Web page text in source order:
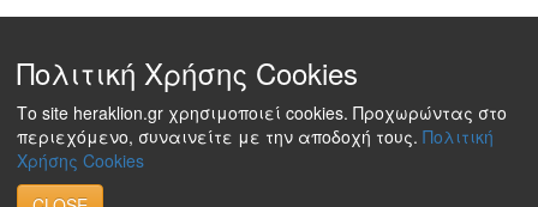
Πολιτική Χρήσης Cookies
Το site heraklion.gr χρησιμοποιεί cookies. Προχωρώντας στο
περιεχόμενο, συναινείτε με την αποδοχή τους. Πολιτική
Χρήσης Cookies